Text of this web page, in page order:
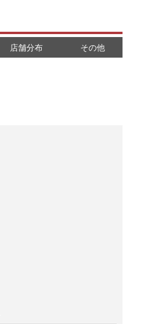
店舗分布 その他